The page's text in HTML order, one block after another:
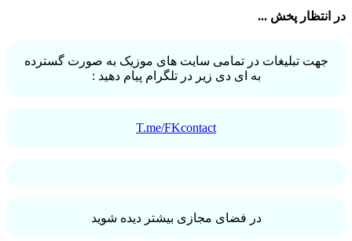
رضایا31
در انتظار پخش ...
جهت تبلیغات در تمامی سایت های موزیک به صورت گسترده
به ای دی زیر در تلگرام پیام دهید :
T.me/FKcontact
در فضای مجازی بیشتر دیده شوید